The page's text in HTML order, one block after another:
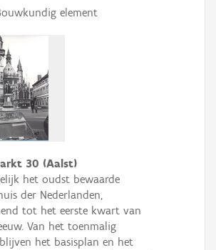
element
30 (Aalst)
het oudst bewaarde
der Nederlanden,
tot het eerste kwart van
Van het toenmalig
het basisplan en het